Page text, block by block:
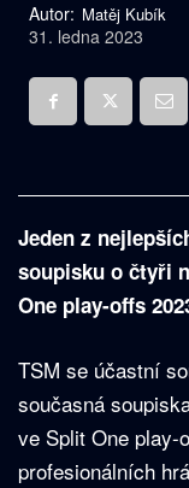
Autor: Matěj Kubík
31. ledna 2023
Jeden z
soupisku o čtyři
One play-offs
TSM se účastní
současná
ve Split One play-
profesionálních